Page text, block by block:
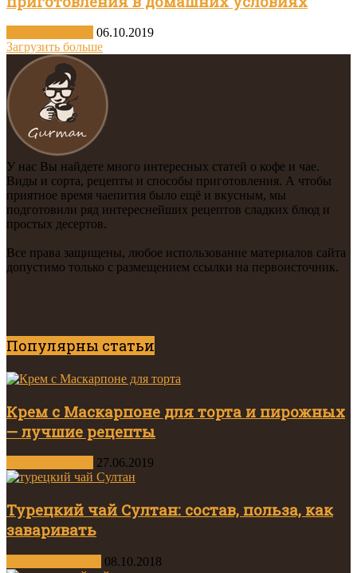
06.10.2019
Загрузить больше
У нас Вы найдете много интересных статей о кофе и чае.
Виды и сорта, рецепты и способы приготовления. А чтобы
приятное время чаепития было ещё и вкусным, мы
подготовили ряд интереснейших рецептов сладких блюд и
простых десертов.
Все права защищены, любое использование материалов сайта
допустимо только с размещением ссылки на первоисточник.
Популярны статьи
Крем с Маскарпоне для торта и пирожных
— лучшие рецепты
27.06.2019
Турецкий чай Султан: состав, польза, как
заваривать
08.10.2018